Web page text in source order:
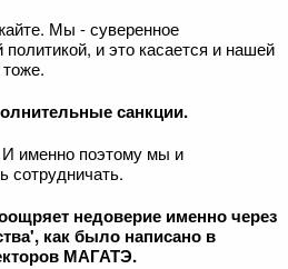
Мы - суверенное
политикой, и это касается и нашей
тоже.
санкции.
именно поэтому мы и
сотрудничать.
недоверие именно через
как было написано в
МАГАТЭ.